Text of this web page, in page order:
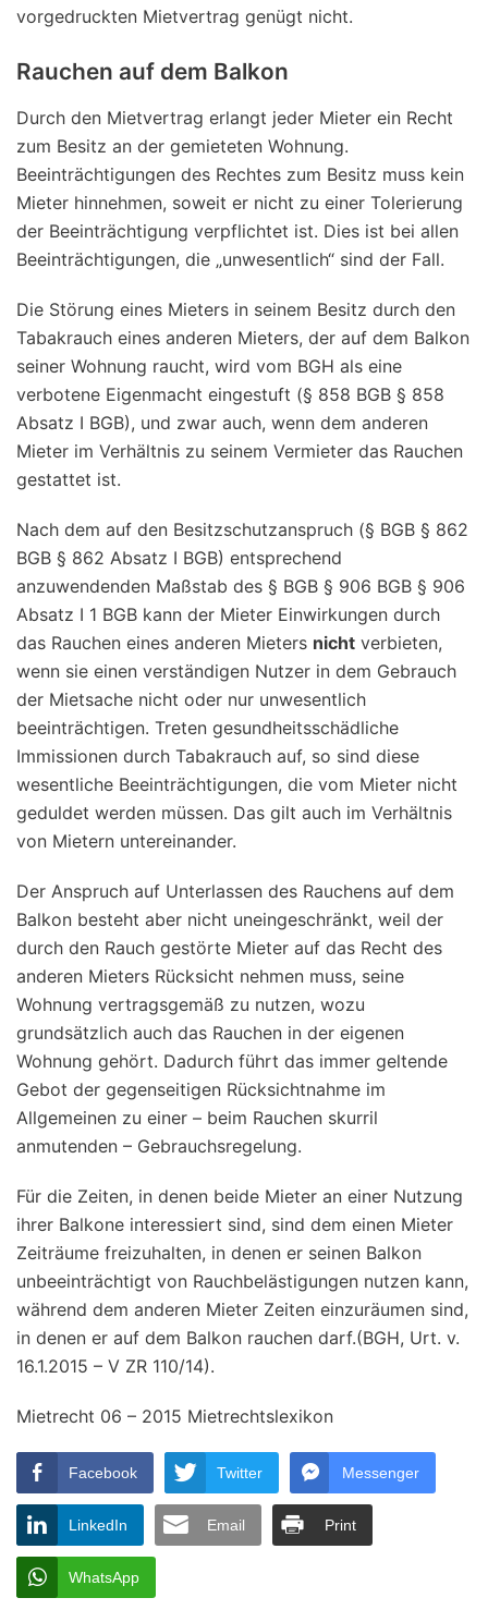
vorgedruckten Mietvertrag genügt nicht.
Rauchen auf dem Balkon
Durch den Mietvertrag erlangt jeder Mieter ein Recht
zum Besitz an der gemieteten Wohnung.
Beeinträchtigungen des Rechtes zum Besitz muss kein
Mieter hinnehmen, soweit er nicht zu einer Tolerierung
der Beeinträchtigung verpflichtet ist. Dies ist bei allen
Beeinträchtigungen, die „unwesentlich“ sind der Fall.
Die Störung eines Mieters in seinem Besitz durch den
Tabakrauch eines anderen Mieters, der auf dem Balkon
seiner Wohnung raucht, wird vom BGH als eine
verbotene Eigenmacht eingestuft (§ 858 BGB § 858
Absatz I BGB), und zwar auch, wenn dem anderen
Mieter im Verhältnis zu seinem Vermieter das Rauchen
gestattet ist.
Nach dem auf den Besitzschutzanspruch (§ BGB § 862
BGB § 862 Absatz I BGB) entsprechend
anzuwendenden Maßstab des § BGB § 906 BGB § 906
Absatz I 1 BGB kann der Mieter Einwirkungen durch
das Rauchen eines anderen Mieters nicht verbieten,
wenn sie einen verständigen Nutzer in dem Gebrauch
der Mietsache nicht oder nur unwesentlich
beeinträchtigen. Treten gesundheitsschädliche
Immissionen durch Tabakrauch auf, so sind diese
wesentliche Beeinträchtigungen, die vom Mieter nicht
geduldet werden müssen. Das gilt auch im Verhältnis
von Mietern untereinander.
Der Anspruch auf Unterlassen des Rauchens auf dem
Balkon besteht aber nicht uneingeschränkt, weil der
durch den Rauch gestörte Mieter auf das Recht des
anderen Mieters Rücksicht nehmen muss, seine
Wohnung vertragsgemäß zu nutzen, wozu
grundsätzlich auch das Rauchen in der eigenen
Wohnung gehört. Dadurch führt das immer geltende
Gebot der gegenseitigen Rücksichtnahme im
Allgemeinen zu einer – beim Rauchen skurril
anmutenden – Gebrauchsregelung.
Für die Zeiten, in denen beide Mieter an einer Nutzung
ihrer Balkone interessiert sind, sind dem einen Mieter
Zeiträume freizuhalten, in denen er seinen Balkon
unbeeinträchtigt von Rauchbelästigungen nutzen kann,
während dem anderen Mieter Zeiten einzuräumen sind,
in denen er auf dem Balkon rauchen darf.(BGH, Urt. v.
16.1.2015 – V ZR 110/14).
Mietrecht 06 – 2015 Mietrechtslexikon
Facebook Twitter Messenger
LinkedIn Email Print
WhatsApp